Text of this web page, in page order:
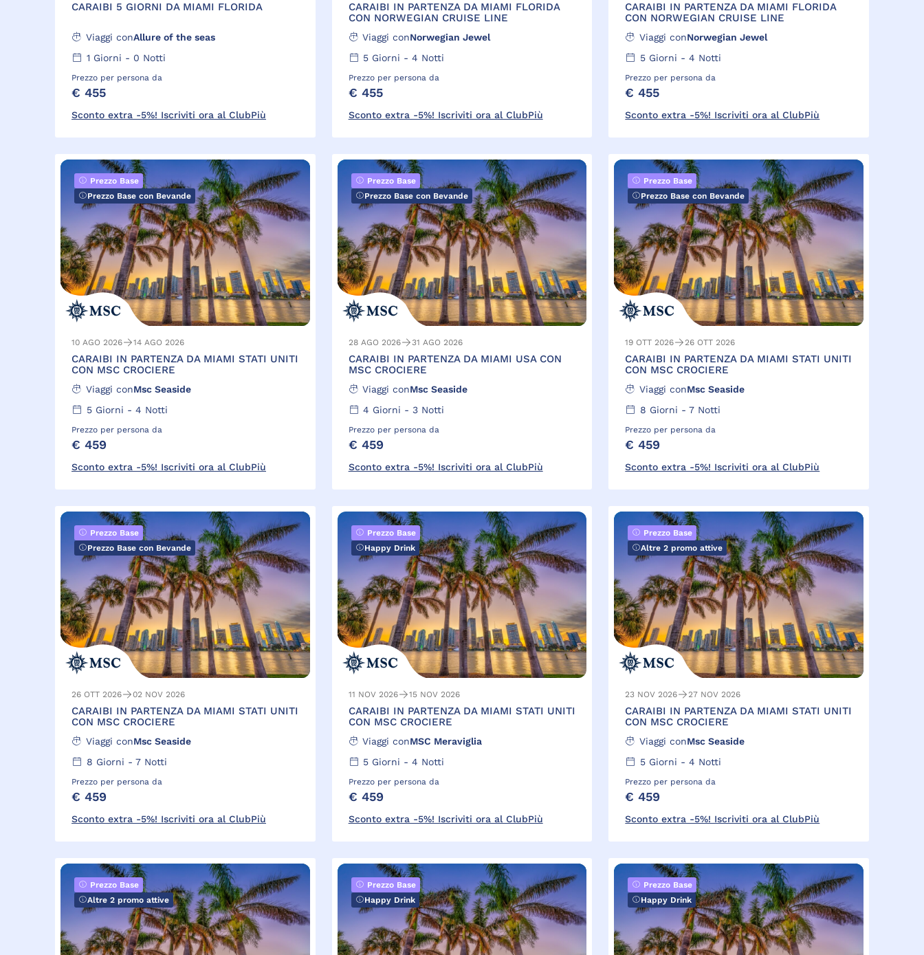
CARAIBI 5 GIORNI DA MIAMI FLORIDA
Viaggi conAllure of the seas
1 Giorni - 0 Notti
Prezzo per persona da
€ 455
Sconto extra -5%! Iscriviti ora al ClubPiù
CARAIBI IN PARTENZA DA MIAMI FLORIDA
CON NORWEGIAN CRUISE LINE
Viaggi conNorwegian Jewel
5 Giorni -4 Notti
Prezzo per persona da
€ 455
Sconto extra -5%! Iscriviti ora al ClubPiù
CARAIBI IN PARTENZA DA MIAMI FLORIDA
CON NORWEGIAN CRUISE LINE
Viaggi conNorwegian Jewel
5Giorni - 4 Notti
Prezzo per persona da
€ 455
Sconto extra -5%! Iscriviti ora al ClubPiù
Prezzo Base
Prezzo Base con Bevande
10 AGO 2026 14 AGO 2026
CARAIBI IN PARTENZA DA MIAMI STATI UNITI
CON MSC CROCIERE
Viaggi conMsc Seaside
5Giorni - 4 Notti
Prezzo per persona da
€ 459
Sconto extra -5%! Iscriviti ora al ClubPiù
Prezzo Base
Prezzo Base con Bevande
28 AGO 2026 31 AGO 2026
CARAIBI IN PARTENZA DA MIAMI USA CON
MSC CROCIERE
Viaggi conMsc Seaside
4 Giorni -3 Notti
Prezzo per persona da
€ 459
Sconto extra -5%! Iscriviti ora al ClubPiù
Prezzo Base
Prezzo Base con Bevande
19 OTT 2026 26 OTT 2026
CARAIBI IN PARTENZA DA MIAMI STATI UNITI
CON MSC CROCIERE
Viaggi conMsc Seaside
8 Giorni - 7Notti
Prezzo per persona da
€ 459
Sconto extra -5%! Iscriviti ora al ClubPiù
Prezzo Base
Prezzo Base con Bevande
26 OTT 2026 02 NOV 2026
CARAIBI IN PARTENZA DA MIAMI STATI UNITI
CON MSC CROCIERE
Viaggi conMsc Seaside
8 Giorni - 7Notti
Prezzo per persona da
€ 459
Sconto extra -5%! Iscriviti ora al ClubPiù
Prezzo Base
Happy Drink
11 NOV 2026 15 NOV 2026
CARAIBI IN PARTENZA DA MIAMI STATI UNITI
CON MSC CROCIERE
Viaggi conMSC Meraviglia
5 Giorni -4 Notti
Prezzo per persona da
€ 459
Sconto extra -5%! Iscriviti ora al ClubPiù
Prezzo Base
Altre 2 promo attive
23 NOV 2026 27 NOV 2026
CARAIBI IN PARTENZA DA MIAMI STATI UNITI
CON MSC CROCIERE
Viaggi conMsc Seaside
5Giorni - 4 Notti
Prezzo per persona da
€ 459
Sconto extra -5%! Iscriviti ora al ClubPiù
Prezzo Base
Altre 2 promo attive
Prezzo Base
Happy Drink
Prezzo Base
Happy Drink